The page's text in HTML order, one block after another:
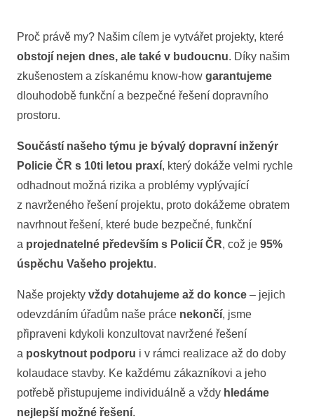
Proč právě my? Našim cílem je vytvářet projekty, které
obstojí nejen dnes, ale také v budoucnu. Díky našim
zkušenostem a získanému know-how garantujeme
dlouhodobě funkční a bezpečné řešení dopravního
prostoru.
Součástí našeho týmu je bývalý dopravní inženýr
Policie ČR s 10ti letou praxí, který dokáže velmi rychle
odhadnout možná rizika a problémy vyplývající
z navrženého řešení projektu, proto dokážeme obratem
navrhnout řešení, které bude bezpečné, funkční
a projednatelné především s Policií ČR, což je 95%
úspěchu Vašeho projektu.
Naše projekty vždy dotahujeme až do konce – jejich
odevzdáním úřadům naše práce nekončí, jsme
připraveni kdykoli konzultovat navržené řešení
a poskytnout podporu i v rámci realizace až do doby
kolaudace stavby. Ke každému zákazníkovi a jeho
potřebě přistupujeme individuálně a vždy hledáme
nejlepší možné řešení.